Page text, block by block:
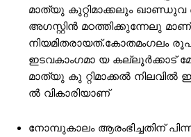
മാത്യു കുറ്റിമാക്കലും ഖാണ്ഡുവ
അഗസ്റ്റിൻ മഠത്തിക്കുന്നേലു മാണ്
നിയമിതരായത്.കോതമംഗലം
ഇടവകാംഗമാ യ
മാത്യു കു റ്റിമാക്കൽ
ൽ വികാരിയാണ്
നോമ്പുകാലം ആരംഭിച്ചതിന്